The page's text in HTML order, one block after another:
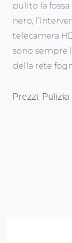
pulito la
nero,
telecamera
sono sempre
della rete
Prezzi: